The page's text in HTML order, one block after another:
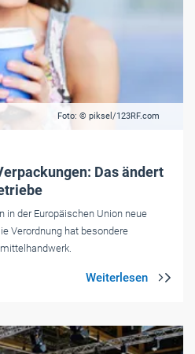
Foto: © piksel/123RF.com
Das ändert
in der Europäischen Union neue
Verordnung hat besondere